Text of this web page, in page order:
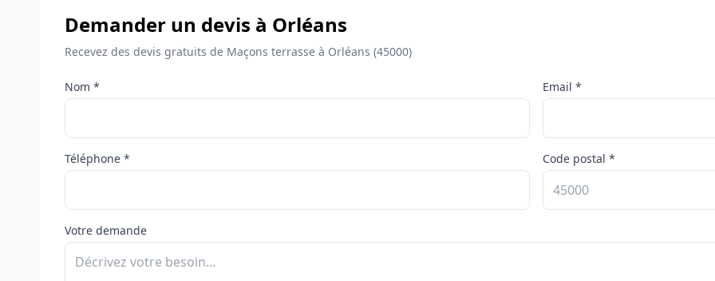
Demander un devis à Orléans
Recevez des devis gratuits de Maçons terrasse à Orléans (45000)
Nom * Email *
Téléphone * Code postal *
Votre demande